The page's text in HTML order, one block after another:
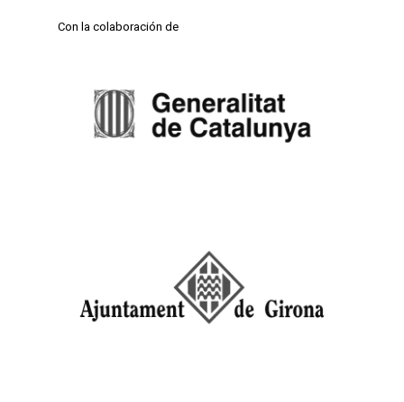
Con la colaboración de